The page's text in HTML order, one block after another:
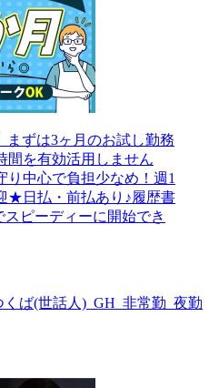
まずは3ヶ月のお試し勤務
を有効活用しません
り中心で負担少なめ！週1
★日払・前払あり♪履歴書
ピーディーに開始でき
ば(世話人)_GH_非常勤_夜勤